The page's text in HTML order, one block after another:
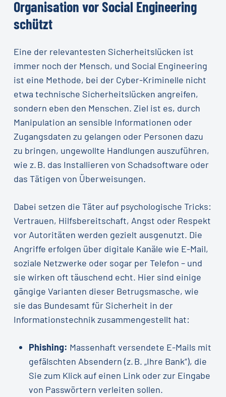
Organisation vorSocial Engineering
schützt
Eine der relevantesten Sicherheitslücken ist
immer noch der Mensch, und Social Engineering
ist eine Methode, bei der Cyber-Kriminelle nicht
etwa technische Sicherheitslücken angreifen,
sondern eben den Menschen. Ziel ist es, durch
Manipulation an sensible Informationen oder
Zugangsdaten zu gelangen oder Personen dazu
zu bringen, ungewollte Handlungen auszuführen,
wie z. B. das Installieren von Schadsoftware oder
das Tätigen von Überweisungen.
Dabei setzen die Täter auf psychologische Tricks:
Vertrauen, Hilfsbereitschaft, Angst oder Respekt
vor Autoritäten werden gezielt ausgenutzt. Die
Angriffe erfolgen über digitale Kanäle wie E-Mail,
soziale Netzwerke oder sogar per Telefon – und
sie wirken oft täuschend echt. Hier sind einige
gängige Varianten dieser Betrugsmasche, wie
sie das Bundesamt für Sicherheit in der
Informationstechnik zusammengestellt hat:
Phishing: Massenhaft versendete E-Mails mit
gefälschten Absendern (z. B. „Ihre Bank“), die
Sie zum Klick auf einen Link oder zur Eingabe
von Passwörtern verleiten sollen.